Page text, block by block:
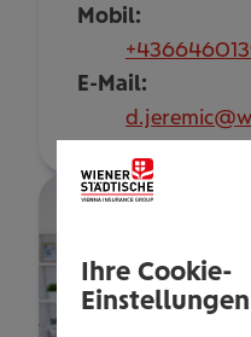
Mobil:
E-Mail:
Ihre Cookie-
Einstellungen